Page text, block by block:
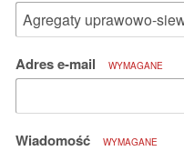
Adres e-mail WYMAGANE
Wiadomość WYMAGANE